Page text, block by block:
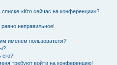
«Кто сейчас на конференции»?
неправильное!
именем пользователя?
его?
требуют войти на конференцию!